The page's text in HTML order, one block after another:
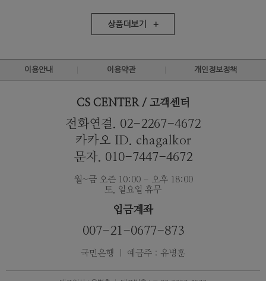
상품더보기 +
이용안내 이용약관 개인정보정책
CS CENTER / 고객센터
전화연결. 02-2267-4672
카카오 ID. chagalkor
문자. 010-7447-4672
월~금 오즌 10:00 - 오후 18:00
토, 일요일 휴무
입금계좌
007-21-0677-873
국민은행 ｜ 예금주 : 유병훈